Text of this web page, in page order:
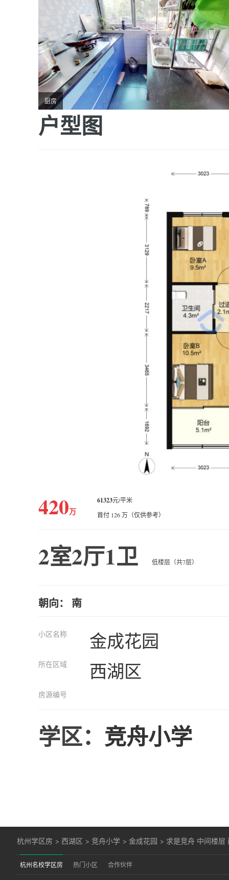
厨房
户型图
420万
61323元/平米
首付 126 万（仅供参考）
2室2厅1卫 低楼层（共7层）
朝向： 南
小区名称 金成花园
所在区域 西湖区
房源编号
学区： 竞舟小学
杭州学区房 > 西湖区 >竞舟小学 >金成花园 > 求是竞舟 中间楼层
杭州名校学区房 热门小区 合作伙伴